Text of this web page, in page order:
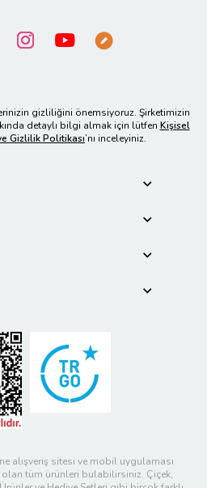
gizliliğini önemsiyoruz. Şirketimizin
detaylı bilgi almak için lütfen Kişisel
Gizlilik Politikası’nı inceleyiniz.
alışveriş sitesi ve mobil uygulaması
olan tüm ürünleri bulabilirsiniz. Çiçek,